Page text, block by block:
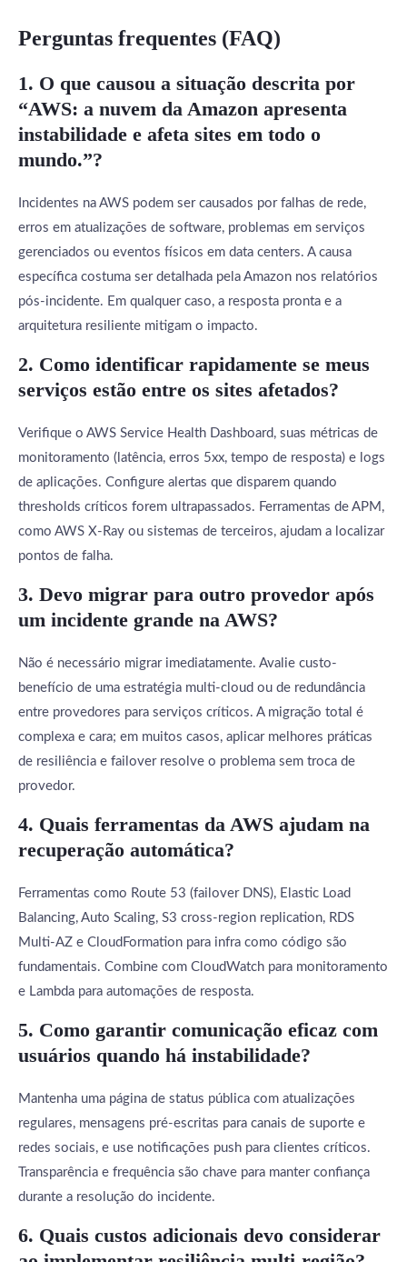
Perguntas frequentes (FAQ)
1. O que causou a situação descrita por
“AWS: a nuvem da Amazon apresenta
instabilidade e afeta sites em todo o
mundo.”?
Incidentes na AWS podem ser causados por falhas de rede,
erros em atualizações de software, problemas em serviços
gerenciados ou eventos físicos em data centers. A causa
específica costuma ser detalhada pela Amazon nos relatórios
pós-incidente. Em qualquer caso, a resposta pronta e a
arquitetura resiliente mitigam o impacto.
2. Como identificar rapidamente se meus
serviços estão entre os sites afetados?
Verifique o AWS Service Health Dashboard, suas métricas de
monitoramento (latência, erros 5xx, tempo de resposta) e logs
de aplicações. Configure alertas que disparem quando
thresholds críticos forem ultrapassados. Ferramentas de APM,
como AWS X-Ray ou sistemas de terceiros, ajudam a localizar
pontos de falha.
3. Devo migrar para outro provedor após
um incidente grande na AWS?
Não é necessário migrar imediatamente. Avalie custo-
benefício de uma estratégia multi-cloud ou de redundância
entre provedores para serviços críticos. A migração total é
complexa e cara; em muitos casos, aplicar melhores práticas
de resiliência e failover resolve o problema sem troca de
provedor.
4. Quais ferramentas da AWS ajudam na
recuperação automática?
Ferramentas como Route 53 (failover DNS), Elastic Load
Balancing, Auto Scaling, S3 cross-region replication, RDS
Multi-AZ e CloudFormation para infra como código são
fundamentais. Combine com CloudWatch para monitoramento
e Lambda para automações de resposta.
5. Como garantir comunicação eficaz com
usuários quando há instabilidade?
Mantenha uma página de status pública com atualizações
regulares, mensagens pré-escritas para canais de suporte e
redes sociais, e use notificações push para clientes críticos.
Transparência e frequência são chave para manter confiança
durante a resolução do incidente.
6. Quais custos adicionais devo considerar